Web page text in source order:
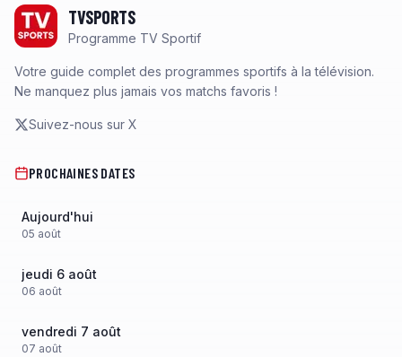
TVSPORTS
Programme TV Sportif
Votre guide complet des programmes sportifs à la télévision.
Ne manquez plus jamais vos matchs favoris !
Suivez-nous sur X
PROCHAINES DATES
Aujourd'hui
05 août
jeudi 6 août
06 août
vendredi 7 août
07 août